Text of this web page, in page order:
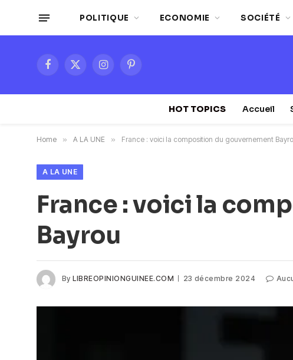
POLITIQUE ECONOMIE SOCIÉTÉ
Facebook
X
InstagramPinterest
HOT TOPICS Accueil
Home » A LA UNE » France : voici la composition du gouvernement
A LA UNE
France : voici la
Bayrou
By LIBREOPINIONGUINEE.COM 23 décembre 2024